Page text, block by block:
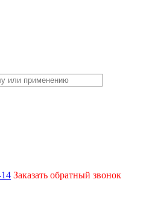
Заказать обратный звонок